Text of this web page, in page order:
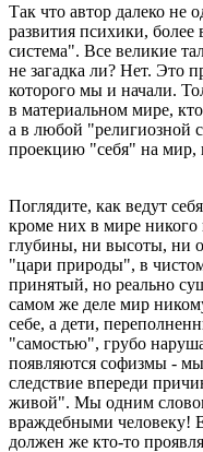
Так что автор далеко не
развития психики,
система". Все великие
не загадка ли? Нет. Это
которого мы и начали.
в материальном мире,
а в любой "религиозной
проекцию "себя" на мир,
Поглядите, как ведут
кроме них в мире никого
глубины, ни высоты, ни
"цари природы", в
принятый, но реально
самом же деле мир
себе, а дети,
"самостью", грубо
появляются софизмы -
следствие впереди
живой". Мы одним
враждебными человеку!
должен же кто-то